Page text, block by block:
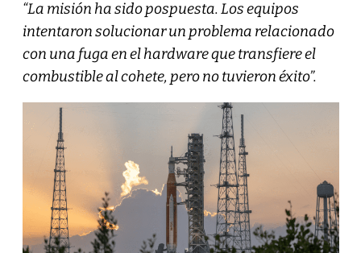
“La misión ha sido pospuesta. Los equipos
intentaron solucionar un problema relacionado
con una fuga en el hardware que transfiere el
combustible al cohete, pero no tuvieron éxito”.